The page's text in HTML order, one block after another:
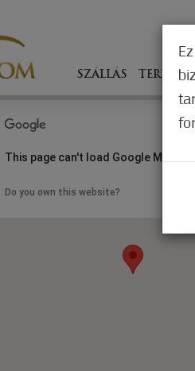
SZÁLLÁS
This page can't load Google Maps
Do you own this website?